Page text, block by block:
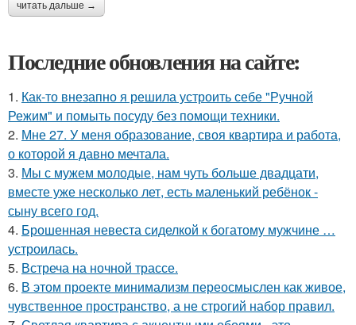
читать дальше →
Последние обновления на сайте:
1. Как-то внезапно я решила устроить себе "Ручной
Режим" и помыть посуду без помощи техники.
2. Мне 27. У меня образование, своя квартира и работа,
о которой я давно мечтала.
3. Мы с мужем молодые, нам чуть больше двадцати,
вместе уже несколько лет, есть маленький ребёнок -
сыну всего год.
4. Брошенная невеста сиделкой к богатому мужчине …
устроилась.
5. Встреча на ночной трассе.
6. В этом проекте минимализм переосмыслен как живое,
чувственное пространство, а не строгий набор правил.